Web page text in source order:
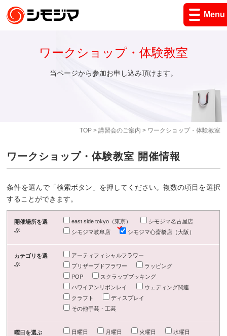
Menu
TOP> 講習会のご案内 > ワークショップ・体験教室
ワークショップ・体験教室
当ページから参加お申し込み頂けます。
ワークショップ・体験教室 開催情報
条件を選んで「検索ボタン」を押してください。複数の項目を選択
することができます。
開催場所を選
ぶ
east side tokyo（東京）
シモジマ名古屋店
シモジマ岐阜店
シモジマ心斎橋店（大阪）
カテゴリを選
ぶ
アーティフィシャルフラワー
プリザーブドフラワー
ラッピング
POP
スクラップブッキング
ハワイアンリボンレイ
ウェディング関連
クラフト
ディスプレイ
その他手芸・工芸
曜日を選ぶ 日曜日 月曜日 火曜日
水曜日